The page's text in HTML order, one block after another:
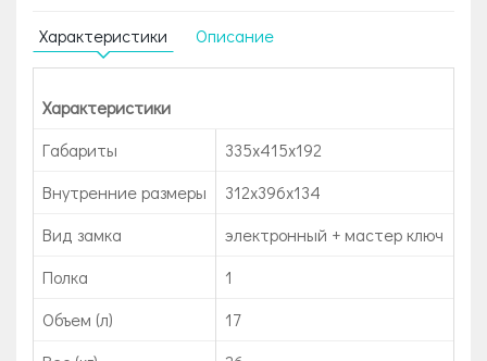
Характеристики Описание
Характеристики
Габариты
335x415x192
Внутренние размеры
312x396x134
Вид замка
электронный + мастер ключ
Полка
1
Объем (л)
17